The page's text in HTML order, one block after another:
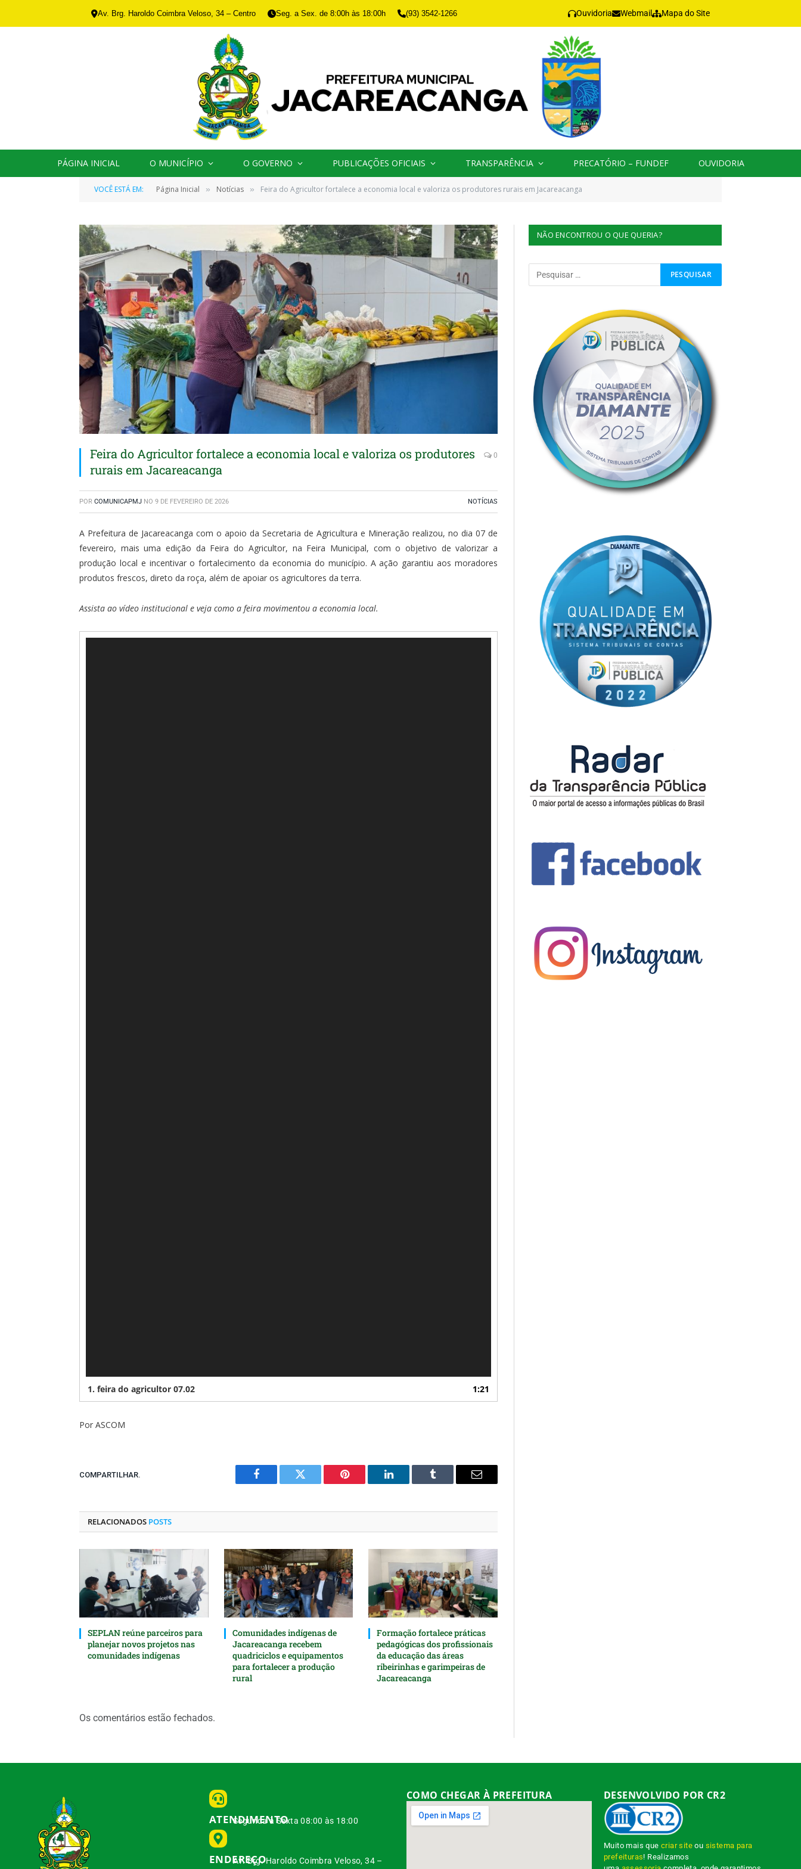
Av. Brg. Haroldo Coimbra Veloso, 34 – Centro Seg. a Sex. de 8:00h às 18:00h (93) 3542-1266 Ouvidoria Webmail Mapa do Site
PÁGINA INICIAL O MUNICÍPIO O GOVERNO PUBLICAÇÕES OFICIAIS TRANSPARÊNCIA PRECATÓRIO – FUNDEF OUVIDORIA
VOCÊ ESTÁ EM: Página Inicial » Notícias » Feira do Agricultor fortalece a economia local e valoriza os produtores rurais em Jacareacanga
Feira do Agricultor fortalece a economia local e valoriza os produtores
rurais em Jacareacanga
0
POR COMUNICAPMJ NO 9 DE FEVEREIRO DE 2026 NOTÍCIAS
A Prefeitura de Jacareacanga com o apoio da Secretaria de Agricultura e Mineração realizou, no dia 07 de
fevereiro, mais uma edição da Feira do Agricultor, na Feira Municipal, com o objetivo de valorizar a
produção local e incentivar o fortalecimento da economia do município. A ação garantiu aos moradores
produtos frescos, direto da roça, além de apoiar os agricultores da terra.
Assista ao vídeo institucional e veja como a feira movimentou a economia local.
1. feira do agricultor 07.02 1:21
Por ASCOM
COMPARTILHAR.
Facebook Twitter Pinterest
O
Tumblr
E-
RELACIONADOS POSTS
SEPLAN reúne parceiros para
planejar novos projetos nas
comunidades indígenas
Comunidades indígenas de
Jacareacanga recebem
quadriciclos e equipamentos
para fortalecer a produção
rural
Formação fortalece práticas
pedagógicas dos profissionais
da educação das áreas
ribeirinhas e garimpeiras de
Jacareacanga
Os comentários estão fechados.
NÃO ENCONTROU O QUE QUERIA?
ATENDIMENTO
Segunda à Sexta 08:00 às 18:00
ENDEREÇO
Av. Brg. Haroldo Coimbra Veloso, 34 –
COMO CHEGAR À PREFEITURA DESENVOLVIDO POR CR2
Muito mais quecriar site ou sistema para
prefeituras! Realizamos